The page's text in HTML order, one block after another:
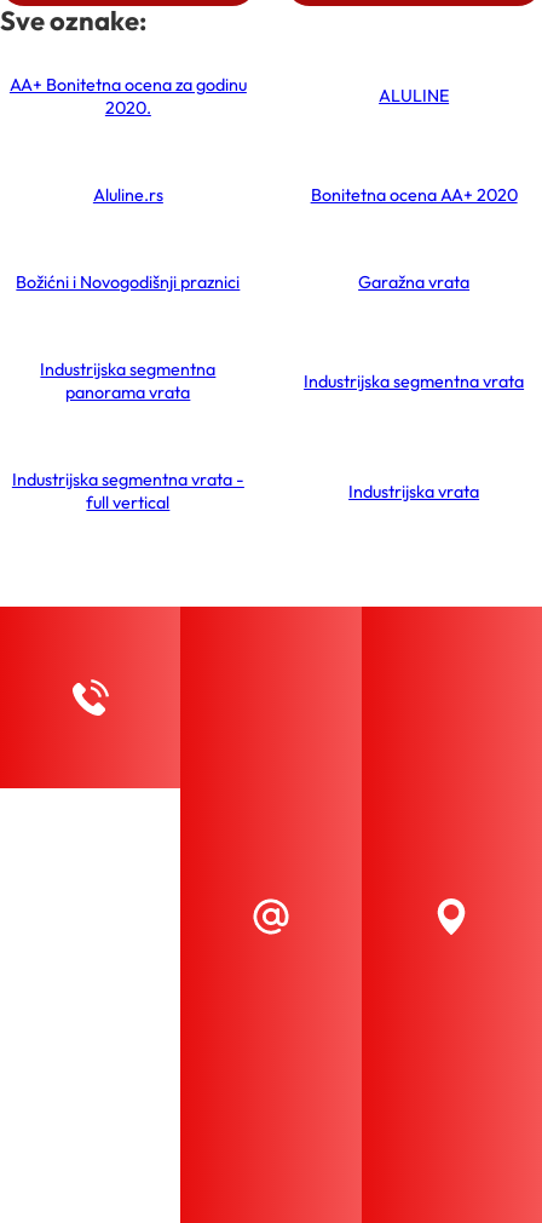
Sve oznake:
AA+ Bonitetna ocena za godinu
2020.
ALULINE
Aluline.rs Bonitetna ocena AA+ 2020
Božićni i Novogodišnji praznici Garažna vrata
Industrijska segmentna
panorama vrata
Industrijska segmentna vrata
Industrijska segmentna vrata -
full vertical
Industrijska vrata